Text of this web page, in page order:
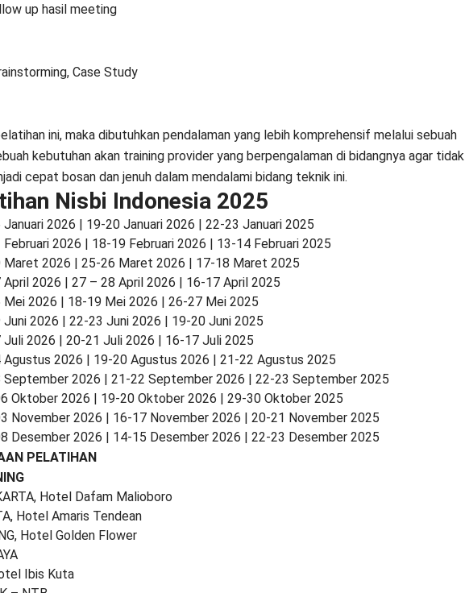
up hasil meeting
Case Study
ini, maka dibutuhkan pendalaman yang lebih komprehensif melalui sebuah
kebutuhan akan training provider yang berpengalaman di bidangnya agar tidak
cepat bosan dan jenuh dalam mendalami bidang teknik ini.
Nisbi Indonesia 2025
Januari 2026 | 19-20 Januari 2026 | 22-23 Januari 2025
Februari 2026 | 18-19 Februari 2026 | 13-14 Februari 2025
Maret 2026 | 25-26 Maret 2026 | 17-18 Maret 2025
April 2026 | 27 – 28 April 2026 | 16-17 April 2025
Mei 2026 | 18-19 Mei 2026 | 26-27 Mei 2025
Juni 2026 | 22-23 Juni 2026 | 19-20 Juni 2025
Juli 2026 | 20-21 Juli 2026 | 16-17 Juli 2025
Agustus 2026 | 19-20 Agustus 2026 | 21-22 Agustus 2025
September 2026 | 21-22 September 2026 | 22-23 September 2025
Oktober 2026 | 19-20 Oktober 2026 | 29-30 Oktober 2025
November 2026 | 16-17 November 2026 | 20-21 November 2025
Desember 2026 | 14-15 Desember 2026 | 22-23 Desember 2025
PELATIHAN
Hotel Dafam Malioboro
Hotel Amaris Tendean
Hotel Golden Flower
Ibis Kuta